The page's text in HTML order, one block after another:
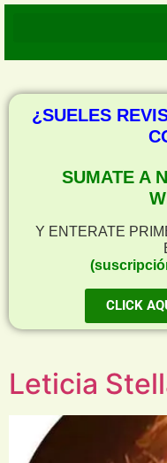
¿SUELES
SUMATE A
Y ENTERATE
CLICK
Leticia